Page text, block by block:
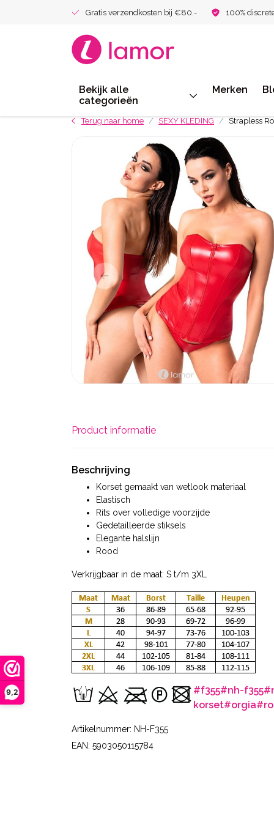
9,2
Gratis verzendkosten bij €80.- 100%
Bekijk alle
categorieën
Merken
Terug naar home SEXY KLEDING Strapless
Product informatie
Beschrijving
Korset gemaakt van wetlook materiaal
Elastisch
Rits over volledige voorzijde
Gedetailleerde stiksels
Elegante halslijn
Rood
Verkrijgbaar in de maat: S t/m 3XL
#f355#nh-f355
korset#orgia
Artikelnummer: NH-F355
EAN: 5903050115784